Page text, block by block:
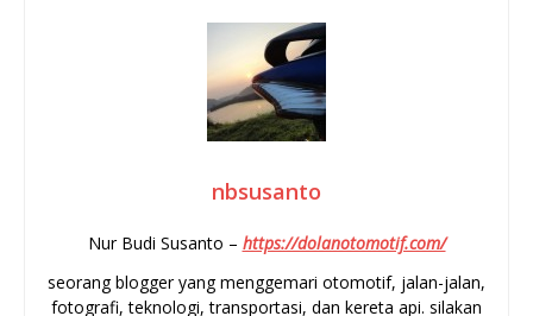
nbsusanto
Nur Budi Susanto – https://dolanotomotif.com/
seorang blogger yang menggemari otomotif, jalan-jalan,
fotografi, teknologi, transportasi, dan kereta api. silakan